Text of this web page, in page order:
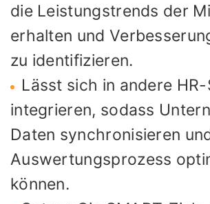
die Leistungstrends der
erhalten und
zu identifizieren.
Lässt sich in andere
integrieren, sodass
Daten synchronisieren
Auswertungsprozess
können.